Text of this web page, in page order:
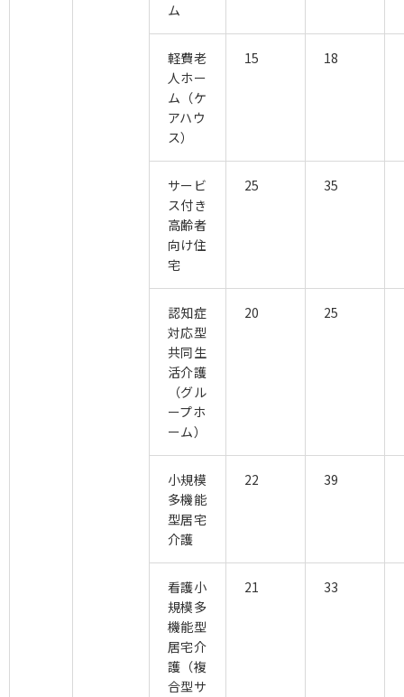
ム
軽費老
人ホー
ム（ケ
アハウ
ス）
15 18
サービ
ス付き
高齢者
向け住
宅
25 35
認知症
対応型
共同生
活介護
（グル
ープホ
ーム）
20 25
小規模
多機能
型居宅
介護
22 39
看護小
規模多
機能型
居宅介
護（複
合型サ
21 33